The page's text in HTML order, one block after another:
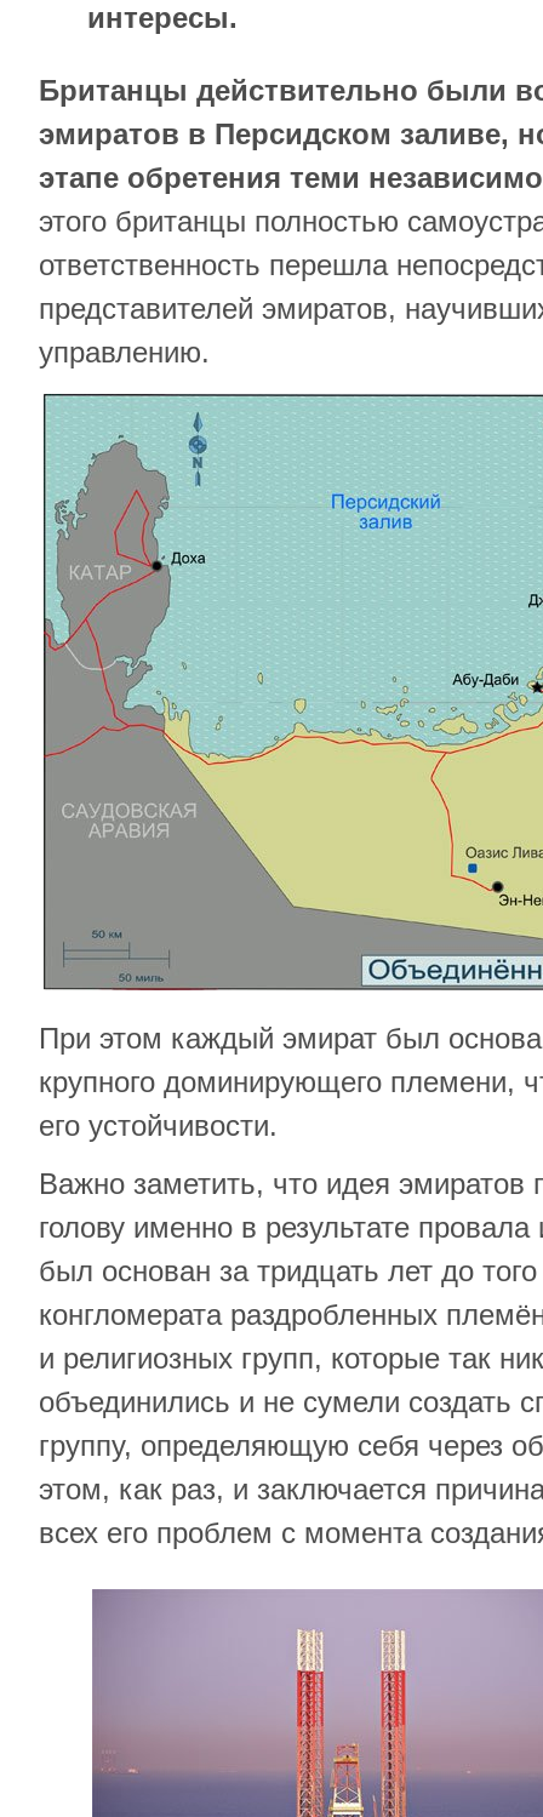
интересы.
Британцы действительно были
эмиратов в Персидском заливе,
этапе обретения теми
этого британцы полностью
ответственность перешла
представителей эмиратов,
управлению.
При этом каждый эмират был
крупного доминирующего племени,
его устойчивости.
Важно заметить, что идея
голову именно в результате
был основан за тридцать лет до
конгломерата раздробленных
и религиозных групп, которые так
объединились и не сумели создать
группу, определяющую себя через
этом, как раз, и заключается
всех его проблем с момента